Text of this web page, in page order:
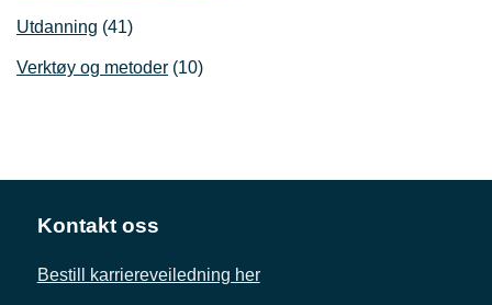
Utdanning (41)
Verktøy og metoder (10)
Kontakt oss
Bestill karriereveiledning her